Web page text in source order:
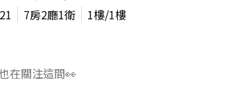
7房2廳1衛 1樓/1樓
在關注這間👀